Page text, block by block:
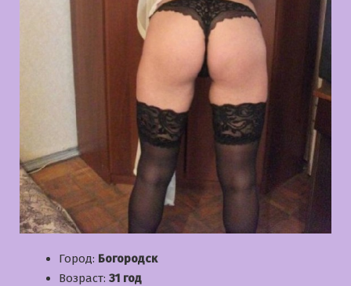
Город: Богородск
Возраст: 31 год